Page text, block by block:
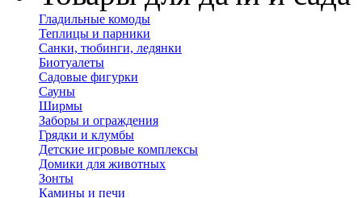
Гладильные комоды
Теплицы и парники
Санки, тюбинги, ледянки
Биотуалеты
Садовые фигурки
Сауны
Ширмы
Заборы и ограждения
Грядки и клумбы
Детские игровые комплексы
Домики для животных
Зонты
Камины и печи